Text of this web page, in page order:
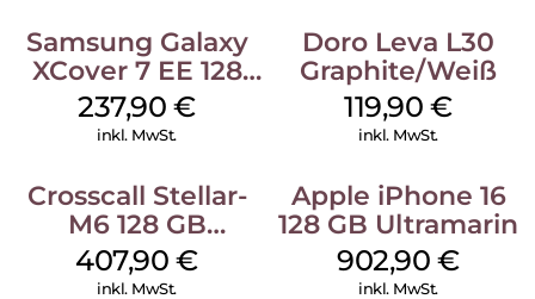
Samsung Galaxy
XCover 7 EE 128
GB Black
237,90€
inkl. MwSt.
Doro Leva L30
Graphite/Weiß
119,90€
inkl. MwSt.
Crosscall Stellar-
M6 128 GB
Schwarz
407,90€
inkl. MwSt.
Apple iPhone 16
128 GB Ultramarin
902,90€
inkl. MwSt.